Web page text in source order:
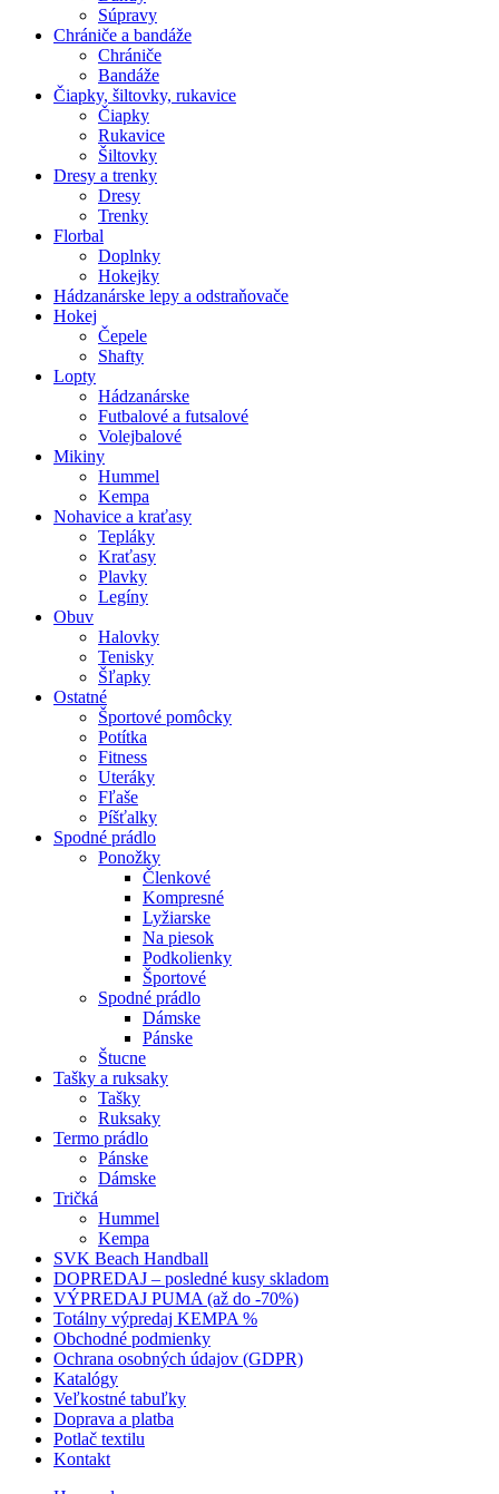
Súpravy
Chrániče a bandáže
Chrániče
Bandáže
Čiapky, šiltovky, rukavice
Čiapky
Rukavice
Šiltovky
Dresy a trenky
Dresy
Trenky
Florbal
Doplnky
Hokejky
Hádzanárske lepy a odstraňovače
Hokej
Čepele
Shafty
Lopty
Hádzanárske
Futbalové a futsalové
Volejbalové
Mikiny
Hummel
Kempa
Nohavice a kraťasy
Tepláky
Kraťasy
Plavky
Legíny
Obuv
Halovky
Tenisky
Šľapky
Ostatné
Športové pomôcky
Potítka
Fitness
Uteráky
Fľaše
Píšťalky
Spodné prádlo
Ponožky
Členkové
Kompresné
Lyžiarske
Na piesok
Podkolienky
Športové
Spodné prádlo
Dámske
Pánske
Štucne
Tašky a ruksaky
Tašky
Ruksaky
Termo prádlo
Pánske
Dámske
Tričká
Hummel
Kempa
SVK Beach Handball
DOPREDAJ – posledné kusy skladom
VÝPREDAJ PUMA (až do -70%)
Totálny výpredaj KEMPA %
Obchodné podmienky
Ochrana osobných údajov (GDPR)
Katalógy
Veľkostné tabuľky
Doprava a platba
Potlač textilu
Kontakt